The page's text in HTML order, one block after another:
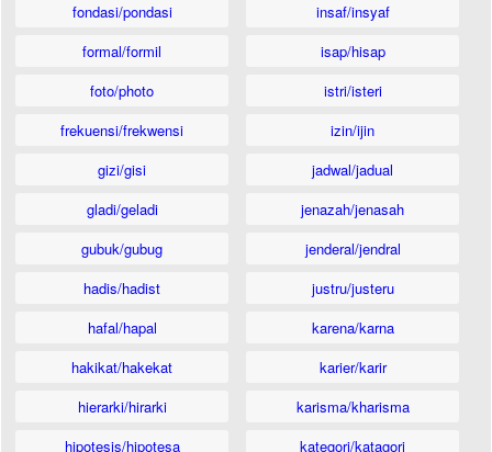
fondasi/pondasi
formal/formil
foto/photo
frekuensi/frekwensi
gizi/gisi
gladi/geladi
gubuk/gubug
hadis/hadist
hafal/hapal
hakikat/hakekat
hierarki/hirarki
hipotesis/hipotesa
insaf/insyaf
isap/hisap
istri/isteri
izin/ijin
jadwal/jadual
jenazah/jenasah
jenderal/jendral
justru/justeru
karena/karna
karier/karir
karisma/kharisma
kategori/katagori